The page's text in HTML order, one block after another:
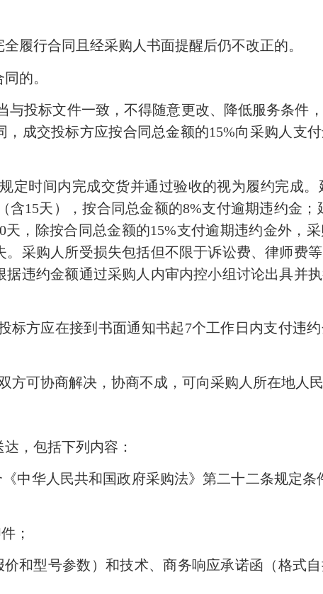
履行合同且经采购人书面提醒后仍不改正的。
的。
与投标文件一致，不得随意更改、降低服务条件
，成交投标方应按合同总金额的15%向采购人支
定时间内完成交货并通过验收的视为履约完成。
含15天），按合同总金额的8%支付逾期违约金；
天，除按合同总金额的15%支付逾期违约金外，
采购人所受损失包括但不限于诉讼费、律师费
违约金额通过采购人内审内控小组讨论出具并
标方应在接到书面通知书起7个工作日内支付违
方可协商解决，协商不成，可向采购人所在地人民
，包括下列内容：
中华人民共和国政府采购法》第二十二条规定
；
和型号参数）和技术、商务响应承诺函（格式